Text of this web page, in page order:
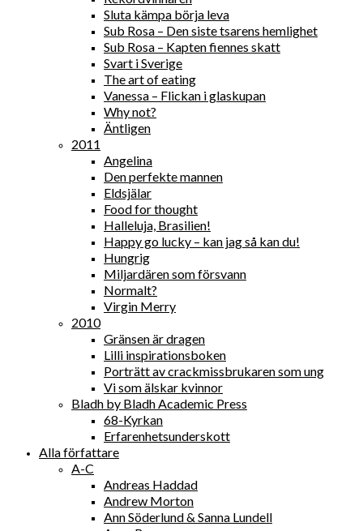
Sluta kämpa börja leva
Sub Rosa – Den siste tsarens hemlighet
Sub Rosa – Kapten fiennes skatt
Svart i Sverige
The art of eating
Vanessa – Flickan i glaskupan
Why not?
Äntligen
2011
Angelina
Den perfekte mannen
Eldsjälar
Food for thought
Halleluja, Brasilien!
Happy go lucky – kan jag så kan du!
Hungrig
Miljardären som försvann
Normalt?
Virgin Merry
2010
Gränsen är dragen
Lilli inspirationsboken
Porträtt av crackmissbrukaren som ung
Vi som älskar kvinnor
Bladh by Bladh Academic Press
68-Kyrkan
Erfarenhetsunderskott
Alla författare
A-C
Andreas Haddad
Andrew Morton
Ann Söderlund & Sanna Lundell